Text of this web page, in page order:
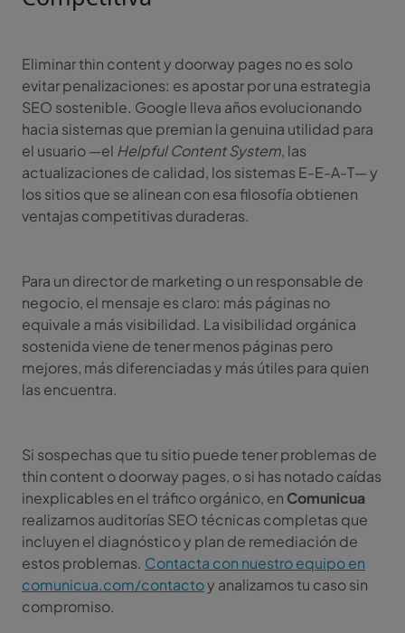
Eliminar thin content y doorway pages no es solo
evitar penalizaciones: es apostar por una estrategia
SEO sostenible. Google lleva años evolucionando
hacia sistemas que premian la genuina utilidad para
el usuario —el Helpful Content System, las
actualizaciones de calidad, los sistemas E-E-A-T— y
los sitios que se alinean con esa filosofía obtienen
ventajas competitivas duraderas.
Para un director de marketing o un responsable de
negocio, el mensaje es claro: más páginas no
equivale a más visibilidad. La visibilidad orgánica
sostenida viene de tener menos páginas pero
mejores, más diferenciadas y más útiles para quien
las encuentra.
Si sospechas que tu sitio puede tener problemas de
thin content o doorway pages, o si has notado caídas
inexplicables en el tráfico orgánico, en Comunicua
realizamos auditorías SEO técnicas completas que
incluyen el diagnóstico y plan de remediación de
estos problemas. Contacta con nuestro equipo en
comunicua.com/contactoy analizamos tu caso sin
compromiso.